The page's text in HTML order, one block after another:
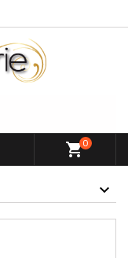
shopping_cart0